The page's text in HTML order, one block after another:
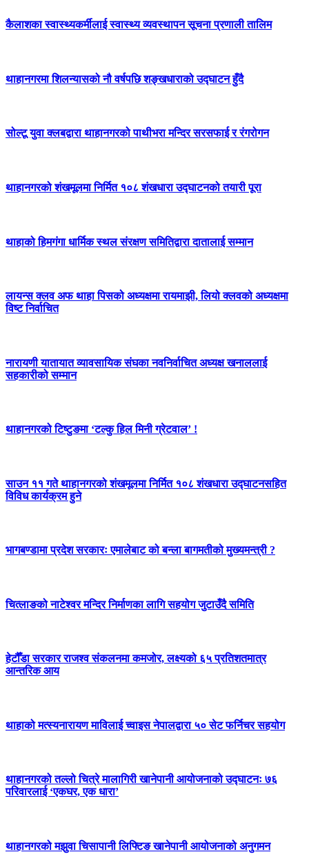
कैलाशका स्वास्थ्यकर्मीलाई स्वास्थ्य व्यवस्थापन सूचना प्रणाली तालिम
थाहानगरमा शिलन्यासको नौ वर्षपछि शङ्खधाराको उद्घाटन हुँदै
सोल्टू युवा क्लबद्वारा थाहानगरको पाथीभरा मन्दिर सरसफाई र रंगरोगन
थाहानगरको शंखमूलमा निर्मित १०८ शंखधारा उद्घाटनको तयारी पूरा
थाहाको हिमगंगा धार्मिक स्थल संरक्षण समितिद्वारा दातालाई सम्मान
लायन्स क्लव अफ थाहा पिसको अध्यक्षमा रायमाझी, लियो क्लवको अध्यक्षमा
विष्ट निर्वाचित
नारायणी यातायात व्यावसायिक संघका नवनिर्वाचित अध्यक्ष खनाललाई
सहकारीको सम्मान
थाहानगरको टिष्टुङमा ‘टल्कु हिल मिनी ग्रेटवाल’ !
साउन ११ गते थाहानगरको शंखमूलमा निर्मित १०८ शंखधारा उद्घाटनसहित
विविध कार्यक्रम हुने
भागबण्डामा प्रदेश सरकारः एमालेबाट को बन्ला बागमतीको मुख्यमन्त्री ?
चित्लाङको नाटेश्वर मन्दिर निर्माणका लागि सहयोग जुटाउँदै समिति
हेटौँडा सरकार राजश्व संकलनमा कमजोर, लक्ष्यको ६५ प्रतिशतमात्र
आन्तरिक आय
थाहाको मत्स्यनारायण माविलाई च्वाइस नेपालद्वारा ५० सेट फर्निचर सहयोग
थाहानगरको तल्लो चित्रे मालागिरी खानेपानी आयोजनाको उद्घाटनः ७६
परिवारलाई ‘एकघर, एक धारा’
थाहानगरको मझुवा चिसापानी लिफ्टिङ खानेपानी आयोजनाको अनुगमन